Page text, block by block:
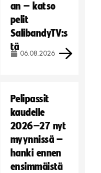
an – katso
pelit
SalibandyTV:s
tä
06.08.2026
Pelipassit
kaudelle
2026–27 nyt
myynnissä –
hanki ennen
ensimmäistä